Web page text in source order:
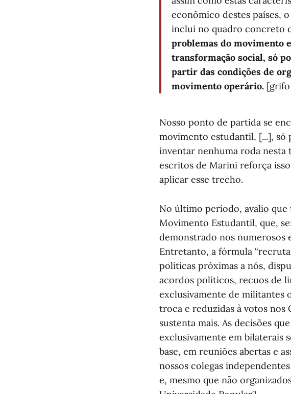
econômico destes países,
inclui no quadro concreto
problemas do movimento
transformação social, só
partir das condições de
movimento operário.
Nosso ponto de partida se
movimento estudantil, [...], só
inventar nenhuma roda nesta
escritos de Marini reforça
aplicar esse trecho.
No último período, avalio que
Movimento Estudantil, que,
demonstrado nos numerosos
Entretanto, a fórmula
políticas próximas a nós,
acordos políticos, recuos de
exclusivamente de militantes
troca e reduzidas à votos nos
sustenta mais. As decisões
exclusivamente em bilaterais
base, em reuniões abertas e
nossos colegas
e, mesmo que não